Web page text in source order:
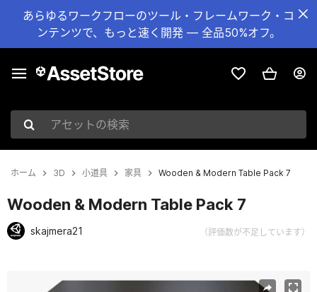
あらゆるワークフローのツール・フレームワーク・コ
ンテンツで、もっと速く開発 — 全品50%オフ。
アセットの検索
ホーム 3D 小道具 家具 Wooden & Modern Table Pack 7
Wooden & Modern Table Pack 7
skajmera21 （評価数が不足しています）
現在のスライド：1 / 10